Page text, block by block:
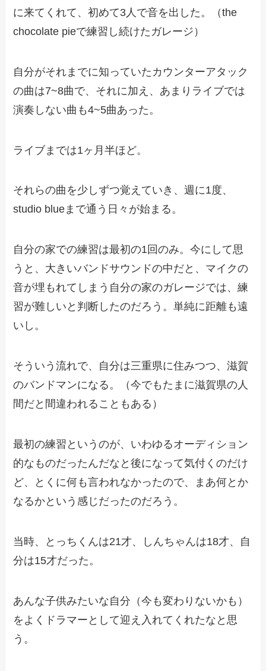
に来てくれて、初めて3人で音を出した。（the
chocolate pieで練習し続けたガレージ）
自分がそれまでに知っていたカウンターアタック
の曲は7~8曲で、それに加え、あまりライブでは
演奏しない曲も4~5曲あった。
ライブまでは1ヶ月半ほど。
それらの曲を少しずつ覚えていき、週に1度、
studio blueまで通う日々が始まる。
自分の家での練習は最初の1回のみ。今にして思
うと、大きいバンドサウンドの中だと、マイクの
音が埋もれてしまう自分の家のガレージでは、練
習が難しいと判断したのだろう。単純に距離も遠
いし。
そういう流れで、自分は三重県に住みつつ、滋賀
のバンドマンになる。（今でもたまに滋賀県の人
間だと間違われることもある）
最初の練習というのが、いわゆるオーディション
的なものだったんだなと後になって気付くのだけ
ど、とくに何も言われなかったので、まあ何とか
なるかという感じだったのだろう。
当時、とっちくんは21才、しんちゃんは18才、自
分は15才だった。
あんな子供みたいな自分（今も変わりないかも）
をよくドラマーとして迎え入れてくれたなと思
う。